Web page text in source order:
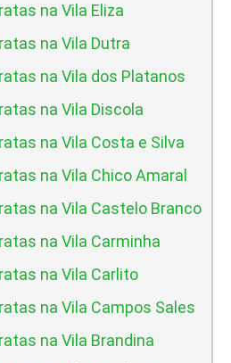
na Vila Eliza
na Vila Dutra
na Vila dos Platanos
na Vila Discola
na Vila Costa e Silva
na Vila Chico Amaral
na Vila Castelo Branco
na Vila Carminha
na Vila Carlito
na Vila Campos Sales
na Vila Brandina